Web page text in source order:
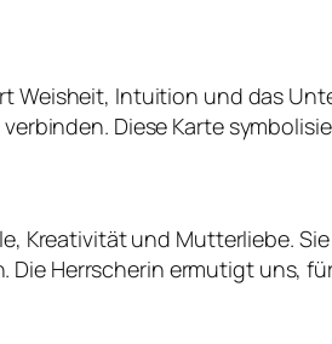
Weisheit, Intuition und das
Diese Karte
Kreativität und Mutterliebe.
Die Herrscherin ermutigt uns,